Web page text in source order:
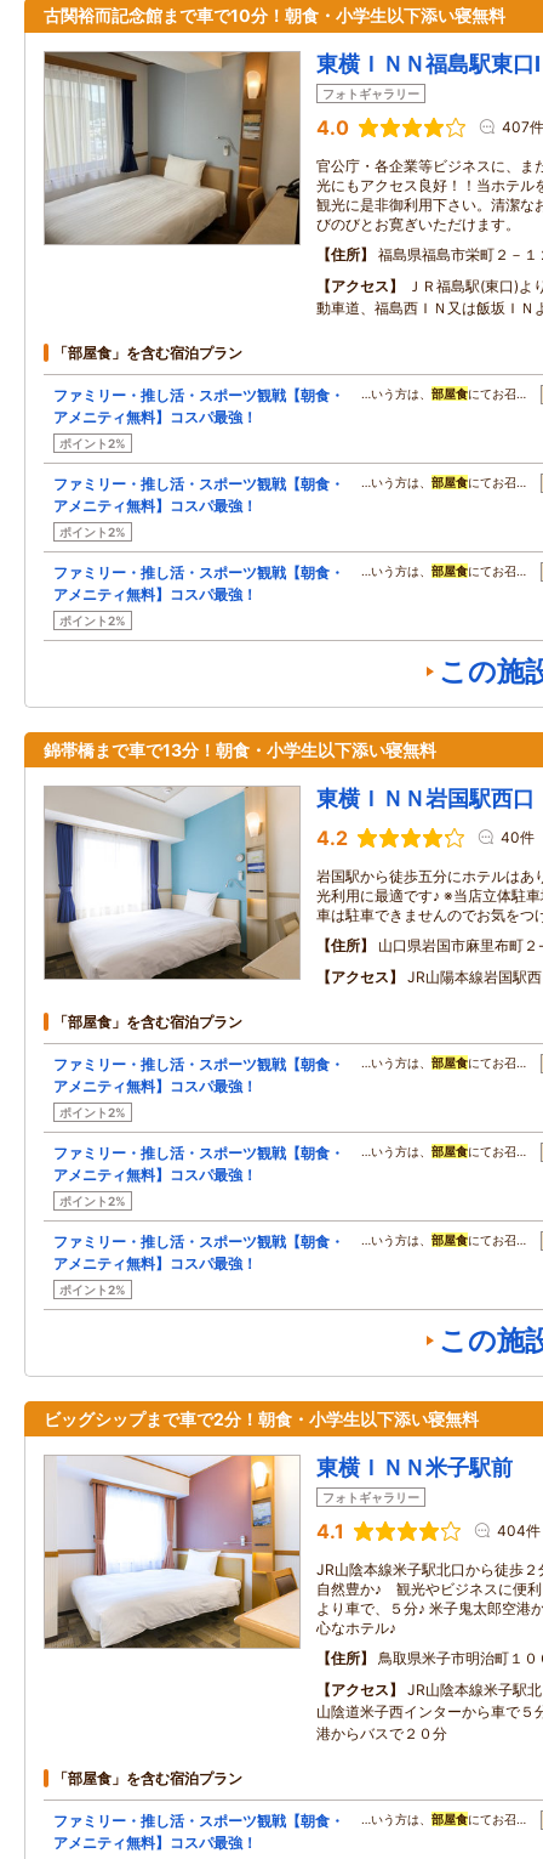
古関裕而記念館まで車で10分！朝食・小学生以下添い寝無料
東横ＩＮＮ福島駅東口Ⅰ
フォトギャラリー
4.0 407件
官公庁・各企業等ビジネスに、ま
光にもアクセス良好！！当ホテル
観光に是非御利用下さい。清潔な
びのびとお寛ぎいただけます。
住所
福島県福島市栄町２－１
アクセス
ＪＲ福島駅(東口)よ
動車道、福島西ＩＮ又は飯坂ＩＮ
「部屋食」を含む宿泊プラン
ファミリー・推し活・スポーツ観戦【朝食・
アメニティ無料】コスパ最強！
ポイント2%
…いう方は、 部屋食にてお召…
ファミリー・推し活・スポーツ観戦【朝食・
アメニティ無料】コスパ最強！
ポイント2%
…いう方は、 部屋食にてお召…
ファミリー・推し活・スポーツ観戦【朝食・
アメニティ無料】コスパ最強！
ポイント2%
…いう方は、 部屋食にてお召…
この施
錦帯橋まで車で13分！朝食・小学生以下添い寝無料
東横ＩＮＮ岩国駅西口
4.2 40件
岩国駅から徒歩五分にホテルはあ
光利用に最適です♪ ※当店立体駐
車は駐車できませんのでお気をつ
住所
山口県岩国市麻里布町
アクセス
JR山陽本線岩国駅
「部屋食」を含む宿泊プラン
ファミリー・推し活・スポーツ観戦【朝食・
アメニティ無料】コスパ最強！
ポイント2%
…いう方は、 部屋食にてお召…
ファミリー・推し活・スポーツ観戦【朝食・
アメニティ無料】コスパ最強！
ポイント2%
…いう方は、 部屋食にてお召…
ファミリー・推し活・スポーツ観戦【朝食・
アメニティ無料】コスパ最強！
ポイント2%
…いう方は、 部屋食にてお召…
この施
ビッグシップまで車で2分！朝食・小学生以下添い寝無料
東横ＩＮＮ米子駅前
フォトギャラリー
4.1 404件
JR山陰本線米子駅北口から徒歩
自然豊か♪ 観光やビジネスに便
より車で、５分♪ 米子鬼太郎空港
心なホテル♪
住所
鳥取県米子市明治町１０
アクセス
JR山陰本線米子駅
山陰道米子西インターから車で
港からバスで２０分
「部屋食」を含む宿泊プラン
ファミリー・推し活・スポーツ観戦【朝食・
アメニティ無料】コスパ最強！
…いう方は、 部屋食にてお召…